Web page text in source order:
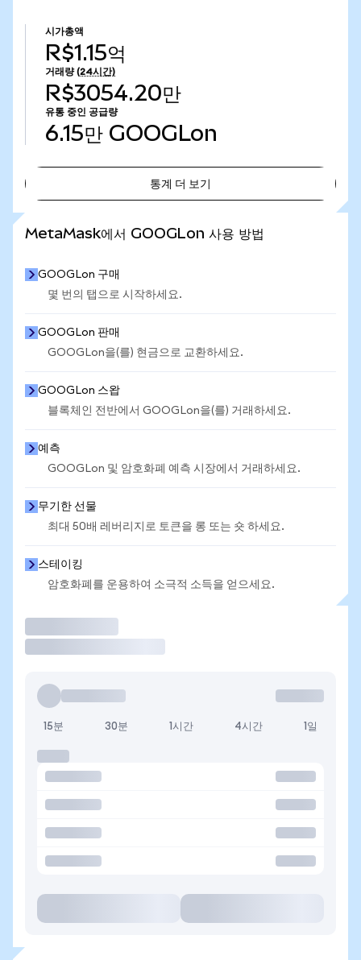
시가총액
R$1.15억
거래량 (24시간)
R$3054.20만
유통 중인 공급량
6.15만 GOOGLon
통계 더 보기
MetaMask에서 GOOGLon 사용 방법
GOOGLon 구매
몇 번의 탭으로 시작하세요.
GOOGLon 판매
GOOGLon을(를) 현금으로 교환하세요.
GOOGLon 스왑
블록체인 전반에서 GOOGLon을(를) 거래하세요.
예측
GOOGLon 및 암호화폐 예측 시장에서 거래하세요.
무기한 선물
최대 50배 레버리지로 토큰을 롱 또는 숏 하세요.
스테이킹
암호화폐를 운용하여 소극적 소득을 얻으세요.
15분 30분 1시간 4시간 1일